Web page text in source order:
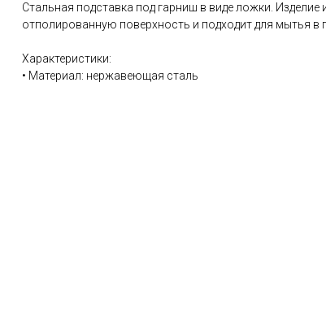
Стальная подставка под гарниш в виде ложки. Изделие
отполированную поверхность и подходит для мытья
Характеристики:
• Материал: нержавеющая сталь